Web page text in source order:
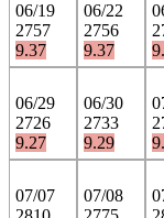
06/19
2757
9.37
06/22
2756
9.37
06/29
2726
9.27
06/30
2733
9.29
07/07
07/08